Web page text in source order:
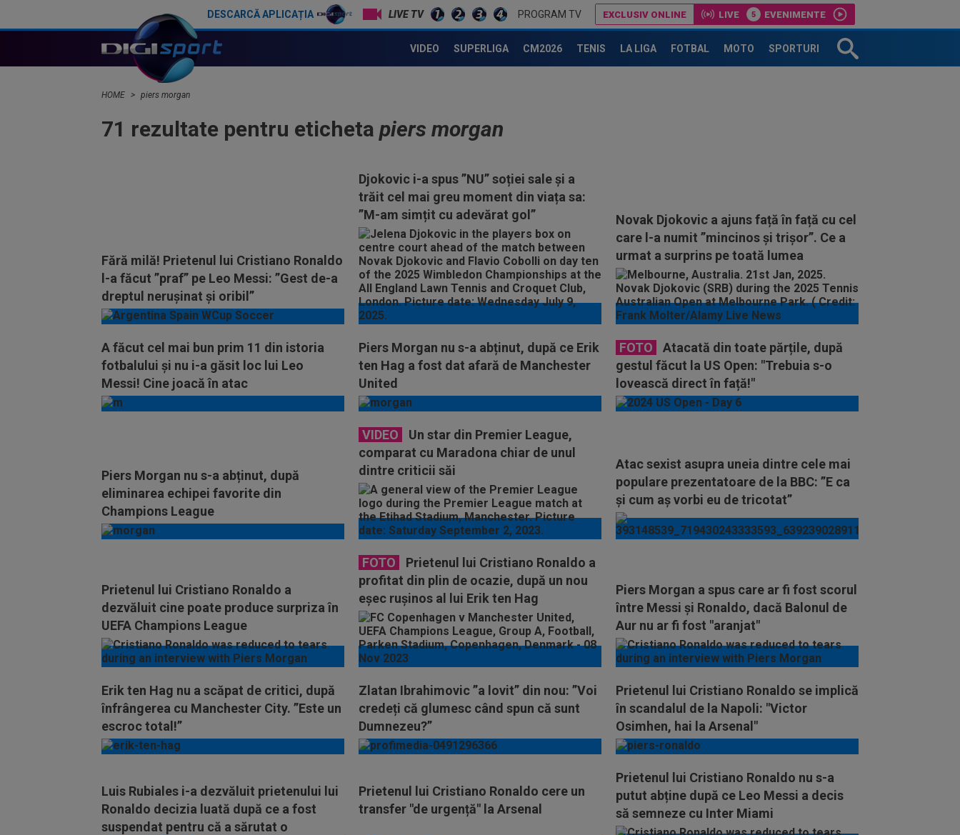
DESCARCĂ APLICAȚIA LIVE TV PROGRAM TV EXCLUSIV ONLINE LIVE EVENIMENTE
VIDEO SUPERLIGA CM2026 TENIS LA LIGA FOTBAL MOTO SPORTURI
HOME piers morgan
71 rezultate pentru eticheta piers morgan
Fără milă! Prietenul lui Cristiano Ronaldo
l-a făcut ”praf” pe Leo Messi: ”Gest de-a
dreptul nerușinat și oribil”
Djokovic i-a spus ”NU” soției sale și a
trăit cel mai greu moment din viața sa:
”M-am simțit cu adevărat gol”
Novak Djokovic a ajuns față în față cu cel
care l-a numit ”mincinos și trișor”. Ce a
urmat a surprins pe toată lumea
A făcut cel mai bun prim 11 din istoria
fotbalului și nu i-a găsit loc lui Leo
Messi! Cine joacă în atac
Piers Morgan nu s-a abținut, după ce Erik
ten Hag a fost dat afară de Manchester
United
FOTO
Atacată din toate părțile, după
gestul făcut la US Open: "Trebuia s-o
lovească direct în față!"
Piers Morgan nu s-a abținut, după
eliminarea echipei favorite din
Champions League
VIDEO
Un star din Premier League,
comparat cu Maradona chiar de unul
dintre criticii săi
Atac sexist asupra uneia dintre cele mai
populare prezentatoare de la BBC: ”E ca
și cum aș vorbi eu de tricotat”
Prietenul lui Cristiano Ronaldo a
dezvăluit cine poate produce surpriza în
UEFA Champions League
FOTO
Prietenul lui Cristiano Ronaldo a
profitat din plin de ocazie, după un nou
eșec rușinos al lui Erik ten Hag
Piers Morgan a spus care ar fi fost scorul
între Messi și Ronaldo, dacă Balonul de
Aur nu ar fi fost "aranjat"
Erik ten Hag nu a scăpat de critici, după
înfrângerea cu Manchester City. ”Este un
escroc total!”
Zlatan Ibrahimovic ”a lovit” din nou: ”Voi
credeți că glumesc când spun că sunt
Dumnezeu?”
Prietenul lui Cristiano Ronaldo se implică
în scandalul de la Napoli: "Victor
Osimhen, hai la Arsenal"
Luis Rubiales i-a dezvăluit prietenului lui
Ronaldo decizia luată după ce a fost
suspendat pentru că a sărutat o
Prietenul lui Cristiano Ronaldo cere un
transfer "de urgență" la Arsenal
Prietenul lui Cristiano Ronaldo nu s-a
putut abține după ce Leo Messi a decis
să semneze cu Inter Miami